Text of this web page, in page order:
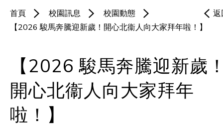
返
首頁 校園訊息
校園動態
【2026 駿馬奔騰迎新歲！開心北衞人向大家拜年啦！】
【2026 駿馬奔騰迎新歲
開心北衞人向大家拜年
啦！】